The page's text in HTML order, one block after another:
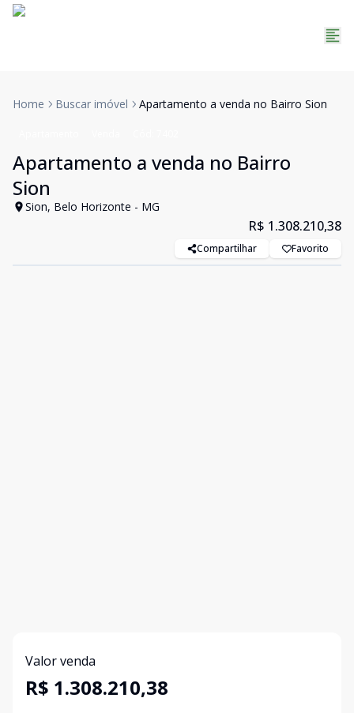
Home Buscar imóvel Apartamento a venda no Bairro Sion
Apartamento a venda no Bairro
Sion
Sion, Belo Horizonte - MG
R$ 1.308.210,38
Compartilhar Favorito
Valor venda
R$ 1.308.210,38